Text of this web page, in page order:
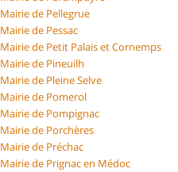
Mairie de Pellegrue
Mairie de Pessac
Mairie de Petit Palais et Cornemps
Mairie de Pineuilh
Mairie de Pleine Selve
Mairie de Pomerol
Mairie de Pompignac
Mairie de Porchères
Mairie de Préchac
Mairie de Prignac en Médoc